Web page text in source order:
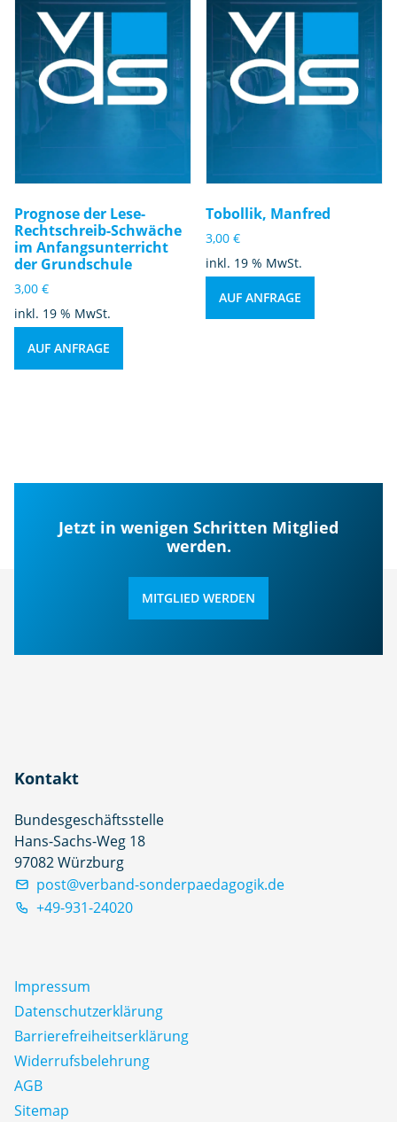
Prognose der Lese-
Rechtschreib-Schwäche
im Anfangsunterricht
der Grundschule
3,00 €
inkl. 19 % MwSt.
AUF ANFRAGE
Tobollik, Manfred
3,00€
inkl. 19 % MwSt.
AUF ANFRAGE
Jetzt in wenigen Schritten Mitglied
werden.
MITGLIED WERDEN
Kontakt
Bundesgeschäftsstelle
Hans-Sachs-Weg 18
97082 Würzburg
post@verband-sonderpaedagogik.de
+49-931-24020
Impressum
Datenschutz­erklärung
Barrierefreiheitserklärung
Widerrufsbelehrung
AGB
Sitemap